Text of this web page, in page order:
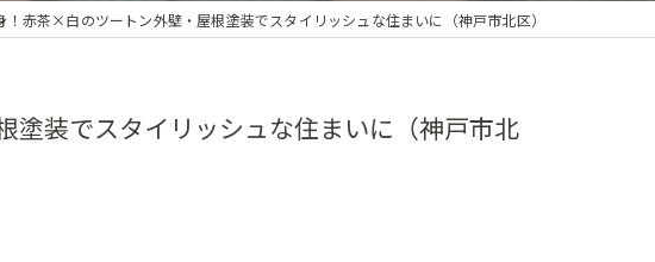
！赤茶×白のツートン外壁・屋根塗装でスタイリッシュな住まいに（神戸市北区）
塗装でスタイリッシュな住まいに（神戸市北